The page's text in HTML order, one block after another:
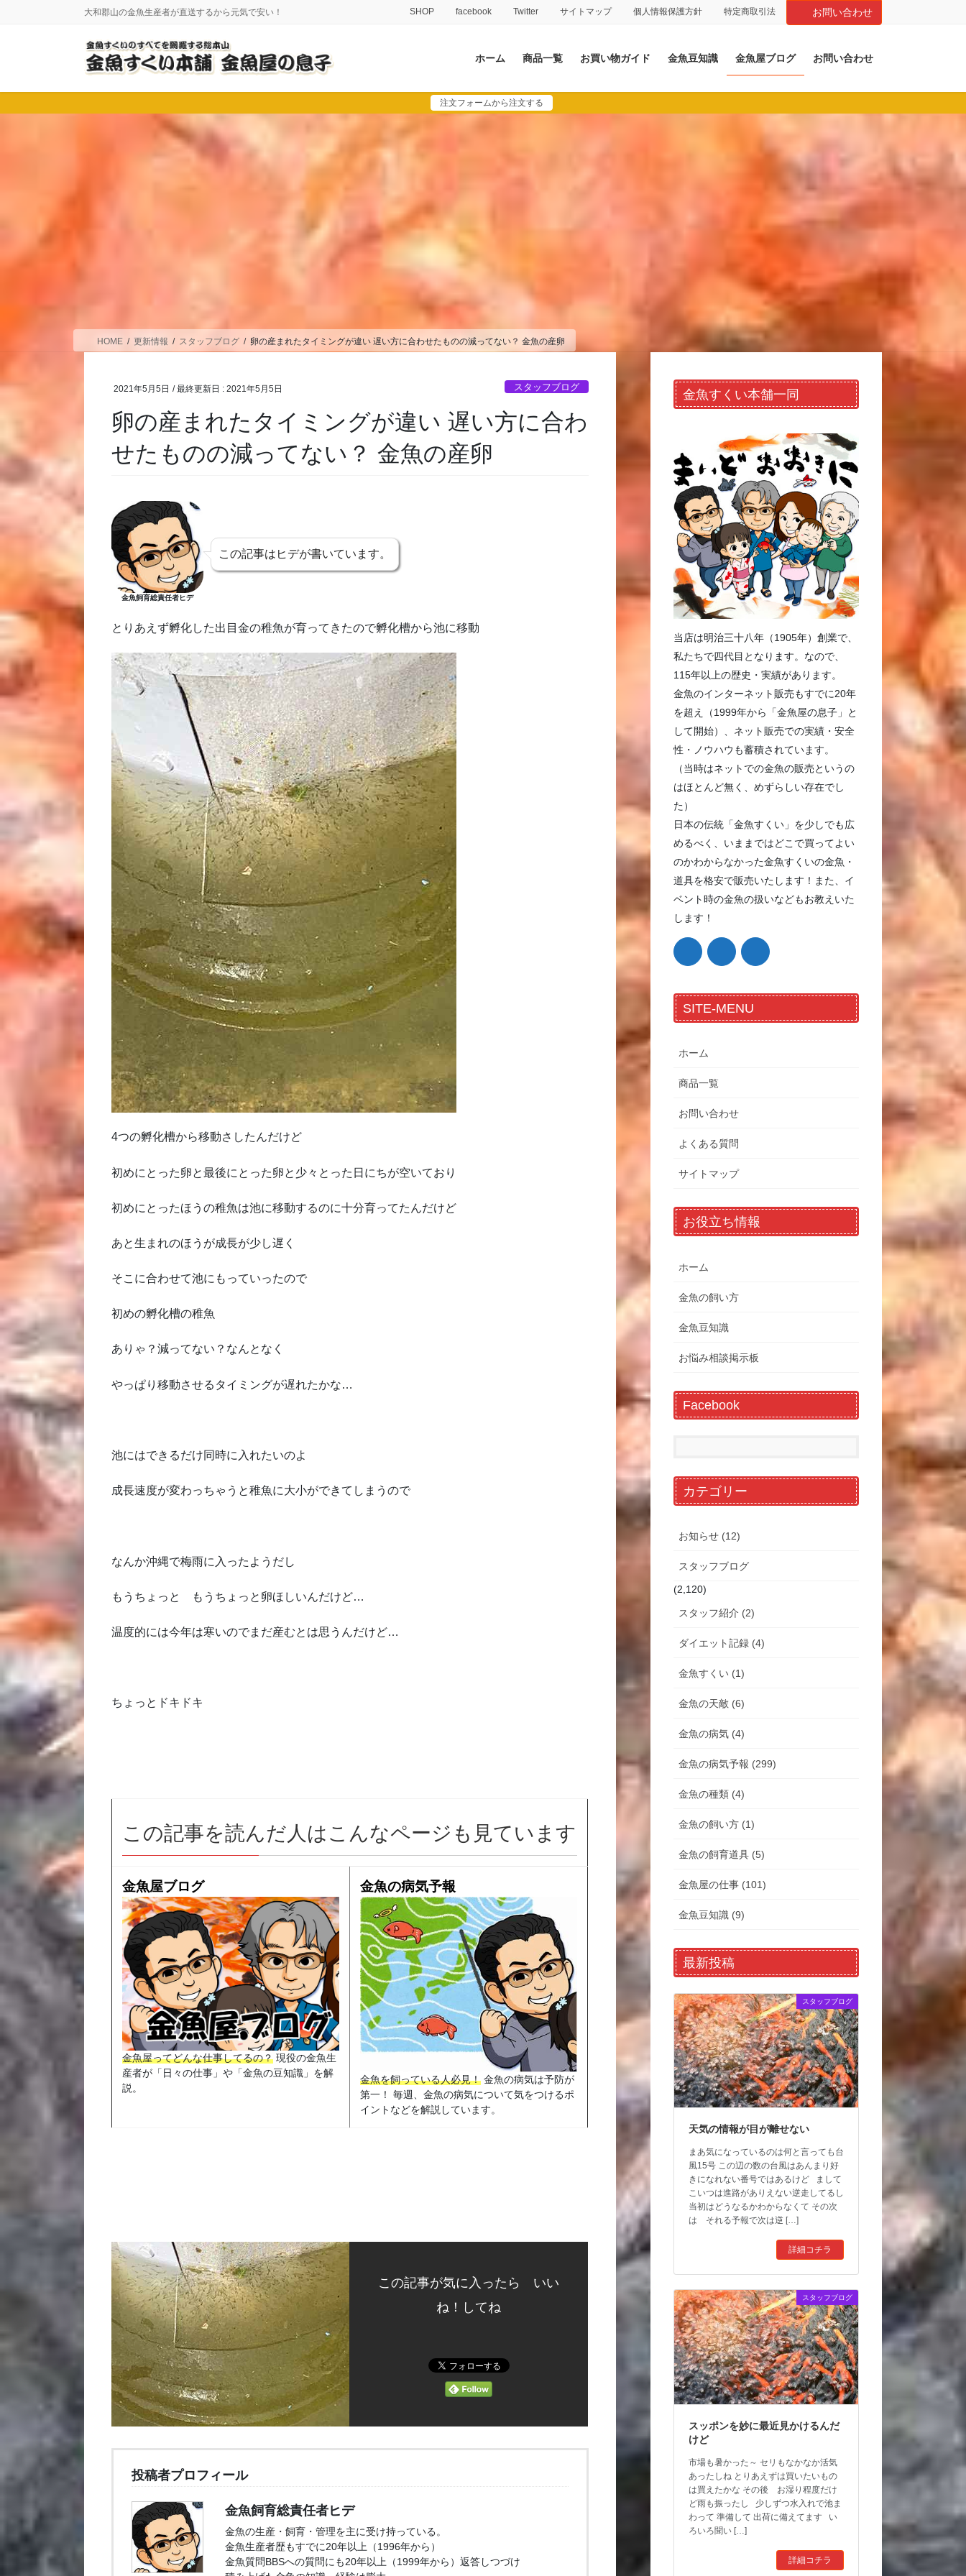
に
移
ョ
ン
大和郡山の金魚生産者が直送するから元気で安い！ SHOP facebook Twitter サイトマップ 個人情報保護方針 特定商取引法 お問い合わせ
ホーム 商品一覧 お買い物ガイド 金魚豆知識 金魚屋ブログ お問い合わせ
注文フォームから注文する
HOME 更新情報 スタッフブログ 卵の産まれたタイミングが違い 遅い方に合わせたものの減ってない？ 金魚の産卵
2021年5月5日 / 最終更新日 :2021年5月5日 スタッフブログ
卵の産まれたタイミングが違い 遅い方に合わ
せたものの減ってない？ 金魚の産卵
金魚飼育総責任者ヒデ
この記事はヒデが書いています。
とりあえず孵化した出目金の稚魚が育ってきたので孵化槽から池に移動
4つの孵化槽から移動さしたんだけど
初めにとった卵と最後にとった卵と少々とった日にちが空いており
初めにとったほうの稚魚は池に移動するのに十分育ってたんだけど
あと生まれのほうが成長が少し遅く
そこに合わせて池にもっていったので
初めの孵化槽の稚魚
ありゃ？減ってない？なんとなく
やっぱり移動させるタイミングが遅れたかな…
池にはできるだけ同時に入れたいのよ
成長速度が変わっちゃうと稚魚に大小ができてしまうので
なんか沖縄で梅雨に入ったようだし
もうちょっと もうちょっと卵ほしいんだけど…
温度的には今年は寒いのでまだ産むとは思うんだけど…
ちょっとドキドキ
この記事を読んだ人はこんなページも見ています
金魚屋ブログ
金魚屋ってどんな仕事してるの？ 現役の金魚生
産者が「日々の仕事」や「金魚の豆知識」を解
説。
金魚の病気予報
金魚を飼っている人必見！ 金魚の病気は予防が
第一！ 毎週、金魚の病気について気をつけるポ
イントなどを解説しています。
この記事が気に入ったら いい
ね！してね
投稿者プロフィール
金魚飼育総責任者ヒデ
金魚の生産・飼育・管理を主に受け持っている。
金魚生産者歴もすでに20年以上（1996年から）
金魚質問BBSへの質問にも20年以上（1999年から）返答しつづけ
金魚すくい本舗一同
当店は明治三十八年（1905年）創業で、
私たちで四代目となります。なので、
115年以上の歴史・実績があります。
金魚のインターネット販売もすでに20年
を超え（1999年から「金魚屋の息子」と
して開始）、ネット販売での実績・安全
性・ノウハウも蓄積されています。
（当時はネットでの金魚の販売というの
はほとんど無く、めずらしい存在でし
た）
日本の伝統「金魚すくい」を少しでも広
めるべく、いままではどこで買ってよい
のかわからなかった金魚すくいの金魚・
道具を格安で販売いたします！また、イ
ベント時の金魚の扱いなどもお教えいた
します！
SITE-MENU
ホーム
商品一覧
お問い合わせ
よくある質問
サイトマップ
お役立ち情報
ホーム
金魚の飼い方
金魚豆知識
お悩み相談掲示板
Facebook
カテゴリー
お知らせ (12)
スタッフブログ
(2,120)
スタッフ紹介 (2)
ダイエット記録 (4)
金魚すくい (1)
金魚の天敵 (6)
金魚の病気 (4)
金魚の病気予報 (299)
金魚の種類 (4)
金魚の飼い方 (1)
金魚の飼育道具 (5)
金魚屋の仕事 (101)
金魚豆知識 (9)
最新投稿
スタッフブログ
天気の情報が目が離せない
まあ気になっているのは何と言っても台
風15号 この辺の数の台風はあんまり好
きになれない番号ではあるけど まして
こいつは進路がありえない逆走してるし
当初はどうなるかわからなくて その次
は それる予報で次は逆 […]
詳細コチラ
スタッフブログ
スッポンを妙に最近見かけるんだ
けど
市場も暑かった～ セリもなかなか活気
あったしね とりあえずは買いたいもの
は買えたかな その後 お湿り程度だけ
ど雨も振ったし 少しずつ水入れで池ま
わって 準備して 出荷に備えてます い
ろいろ聞い […]
詳細コチラ